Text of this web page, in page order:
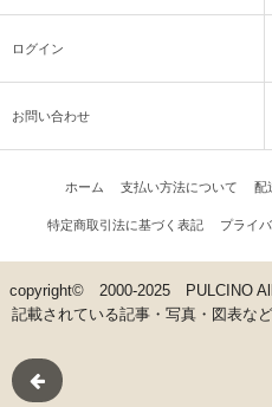
ログイン
お問い合わせ
ホーム 支払い方法について 配
特定商取引法に基づく表記 プライ
copyright© 2000-2025 PULCINO All
記載されている記事・写真・図表な